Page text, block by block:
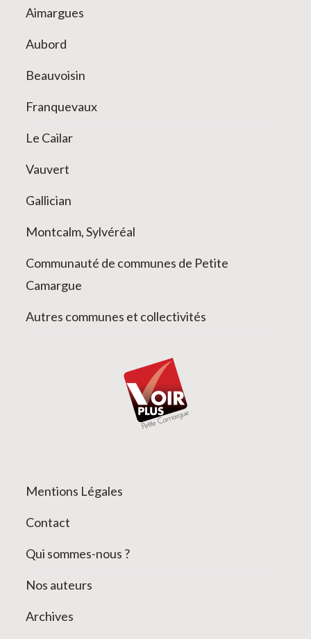
Aimargues
Aubord
Beauvoisin
Franquevaux
Le Cailar
Vauvert
Gallician
Montcalm, Sylvéréal
Communauté de communes de Petite
Camargue
Autres communes et collectivités
Mentions Légales
Contact
Qui sommes-nous ?
Nos auteurs
Archives